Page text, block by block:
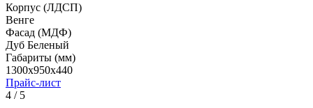
Корпус (ЛДСП)
Венге
Фасад (МДФ)
Дуб Беленый
Габариты (мм)
1300x950x440
Прайс-лист
4 / 5